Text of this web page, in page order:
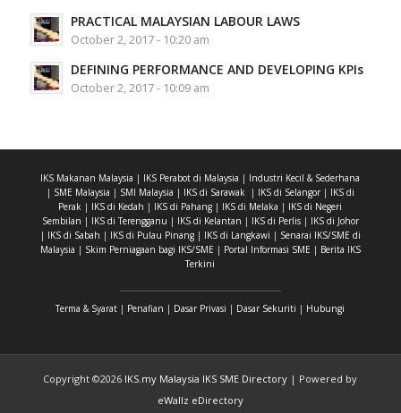
PRACTICAL MALAYSIAN LABOUR LAWS
October 2, 2017 - 10:20 am
DEFINING PERFORMANCE AND DEVELOPING KPIs
October 2, 2017 - 10:09 am
IKS Makanan Malaysia | IKS Perabot di Malaysia | Industri Kecil & Sederhana
| SME Malaysia | SMI Malaysia | IKS di Sarawak| IKS di Selangor| IKS di
Perak | IKS di Kedah | IKS di Pahang | IKS di Melaka | IKS di Negeri
Sembilan | IKS di Terengganu | IKS di Kelantan | IKS di Perlis| IKS di Johor
| IKS di Sabah | IKS di Pulau Pinang| IKS di Langkawi | Senarai IKS/SME di
Malaysia | Skim Perniagaan bagi IKS/SME | Portal Informasi SME | Berita IKS
Terkini
Terma & Syarat | Penafian | Dasar Privasi | Dasar Sekuriti | Hubungi
Copyright ©2026 IKS.my Malaysia IKS SME Directory | Powered by
eWallz eDirectory